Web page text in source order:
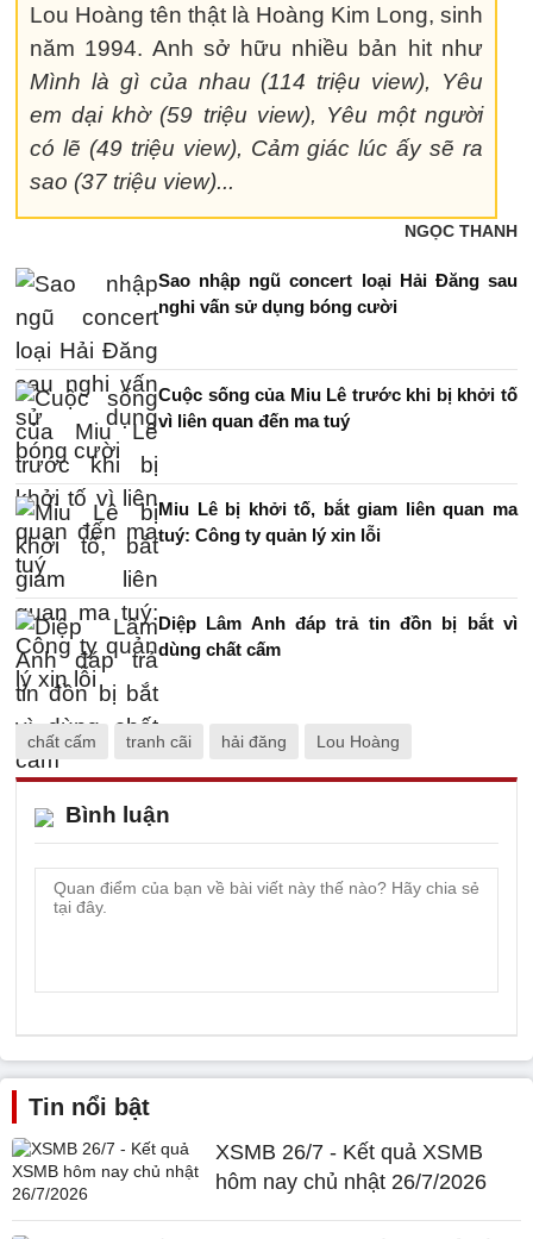
Lou Hoàng tên thật là Hoàng Kim Long, sinh
năm 1994. Anh sở hữu nhiều bản hit như
Mình là gì của nhau (114 triệu view), Yêu
em dại khờ (59 triệu view), Yêu một người
có lẽ (49 triệu view), Cảm giác lúc ấy sẽ ra
sao (37 triệu view)...
NGỌC THANH
Sao nhập ngũ concert loại Hải Đăng sau
nghi vấn sử dụng bóng cười
Cuộc sống của Miu Lê trước khi bị khởi tố
vì liên quan đến ma tuý
Miu Lê bị khởi tố, bắt giam liên quan ma
tuý: Công ty quản lý xin lỗi
Diệp Lâm Anh đáp trả tin đồn bị bắt vì
dùng chất cấm
chất cấm tranh cãi hải đăng Lou Hoàng
Bình luận
Tin nổi bật
XSMB 26/7 - Kết quả XSMB
hôm nay chủ nhật 26/7/2026